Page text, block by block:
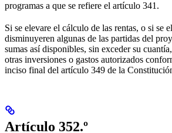
programas a que se refiere el artículo 341.
Si se elevare el cálculo de las rentas, o si se
disminuyeren algunas de las partidas del
sumas así disponibles, sin exceder su
otras inversiones o gastos autorizados
inciso final del artículo 349 de la
Artículo 352.º